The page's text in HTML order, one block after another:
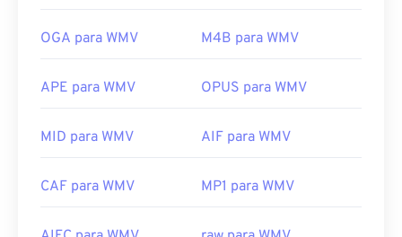
OGA para WMV M4B para WMV
APE para WMV OPUS para WMV
MID para WMV AIF para WMV
CAF para WMV MP1 para WMV